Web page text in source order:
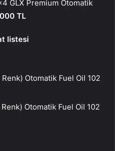
GLX Premium Otomatik
TL
listesi
Otomatik Fuel Oil 102
Otomatik Fuel Oil 102